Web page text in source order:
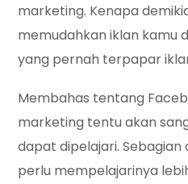
marketing. Kenapa
memudahkan iklan kamu
yang pernah terpapar
Membahas tentang
marketing tentu akan
dapat dipelajari.
perlu mempelajarinya